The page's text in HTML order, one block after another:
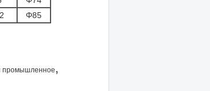
Φ85
промышленное ,